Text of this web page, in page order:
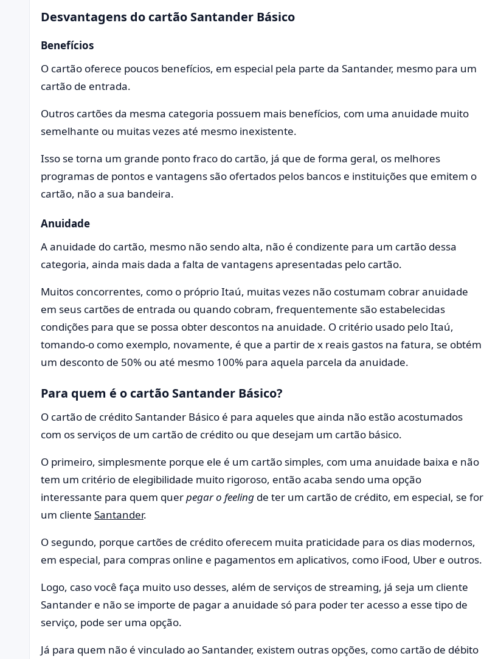
Desvantagens do cartão Santander Básico
Benefícios
O cartão oferece poucos benefícios, em especial pela parte da Santander, mesmo para um
cartão de entrada.
Outros cartões da mesma categoria possuem mais benefícios, com uma anuidade muito
semelhante ou muitas vezes até mesmo inexistente.
Isso se torna um grande ponto fraco do cartão, já que de forma geral, os melhores
programas de pontos e vantagens são ofertados pelos bancos e instituições que emitem o
cartão, não a sua bandeira.
Anuidade
A anuidade do cartão, mesmo não sendo alta, não é condizente para um cartão dessa
categoria, ainda mais dada a falta de vantagens apresentadas pelo cartão.
Muitos concorrentes, como o próprio Itaú, muitas vezes não costumam cobrar anuidade
em seus cartões de entrada ou quando cobram, frequentemente são estabelecidas
condições para que se possa obter descontos na anuidade. O critério usado pelo Itaú,
tomando-o como exemplo, novamente, é que a partir de x reais gastos na fatura, se obtém
um desconto de 50% ou até mesmo 100% para aquela parcela da anuidade.
Para quem é o cartão Santander Básico?
O cartão de crédito Santander Básico é para aqueles que ainda não estão acostumados
com os serviços de um cartão de crédito ou que desejam um cartão básico.
O primeiro, simplesmente porque ele é um cartão simples, com uma anuidade baixa e não
tem um critério de elegibilidade muito rigoroso, então acaba sendo uma opção
interessante para quem querpegar o feeling de ter um cartão de crédito, em especial, se for
um cliente Santander.
O segundo, porque cartões de crédito oferecem muita praticidade para os dias modernos,
em especial, para compras online e pagamentos em aplicativos, como iFood, Uber e outros.
Logo, caso você faça muito uso desses, além de serviços de streaming, já seja um cliente
Santander e não se importe de pagar a anuidade só para poder ter acesso a esse tipo de
serviço, pode ser uma opção.
Já para quem não é vinculado ao Santander, existem outras opções, como cartão de débito